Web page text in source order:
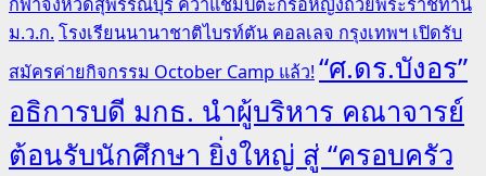
กีฬาจังหวัดสุพรรณบุรี คว้าแชมป์ตะกร้อหญิงถ้วยพระราชทาน
ม.ว.ก.โรงเรียนนานาชาติไบรท์ตัน คอลเลจ กรุงเทพฯ เปิดรับ
สมัครค่ายกิจกรรม October Camp แล้ว!“ศ.ดร.บังอร”
อธิการบดี มกธ. นำผู้บริหาร คณาจารย์
ต้อนรับนักศึกษา ยิ่งใหญ่ สู่ “ครอบครัว